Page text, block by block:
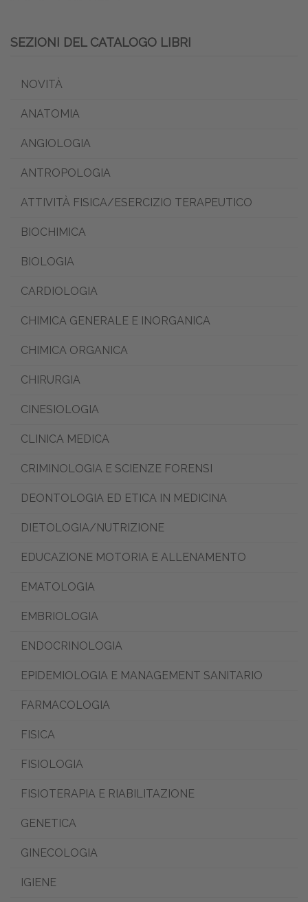
SEZIONI DEL CATALOGO LIBRI
NOVITÀ
ANATOMIA
ANGIOLOGIA
ANTROPOLOGIA
ATTIVITÀ FISICA/ESERCIZIO TERAPEUTICO
BIOCHIMICA
BIOLOGIA
CARDIOLOGIA
CHIMICA GENERALE E INORGANICA
CHIMICA ORGANICA
CHIRURGIA
CINESIOLOGIA
CLINICA MEDICA
CRIMINOLOGIA E SCIENZE FORENSI
DEONTOLOGIA ED ETICA IN MEDICINA
DIETOLOGIA/NUTRIZIONE
EDUCAZIONE MOTORIA E ALLENAMENTO
EMATOLOGIA
EMBRIOLOGIA
ENDOCRINOLOGIA
EPIDEMIOLOGIA E MANAGEMENT SANITARIO
FARMACOLOGIA
FISICA
FISIOLOGIA
FISIOTERAPIA E RIABILITAZIONE
GENETICA
GINECOLOGIA
IGIENE